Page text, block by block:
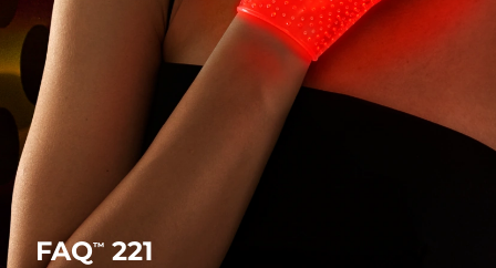
FAQ™ 221
FAQ™ Dual LED Panel
热门产品
特别优惠
美国 预计送达日期
英国
西班牙 8/8/26
澳大利亚
法国